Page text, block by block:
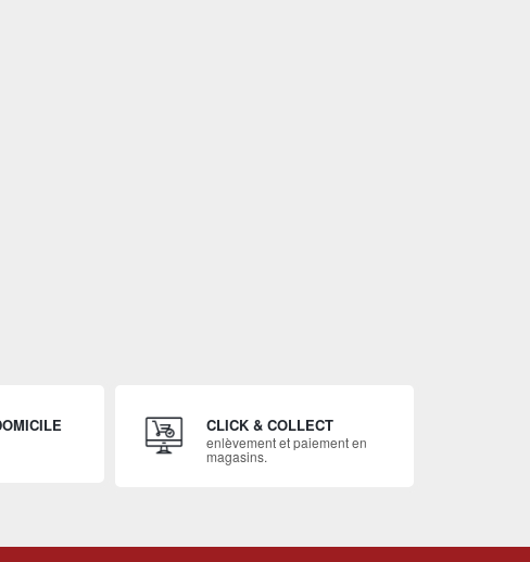
CLICK & COLLECT
enlèvement et paiement en
magasins.